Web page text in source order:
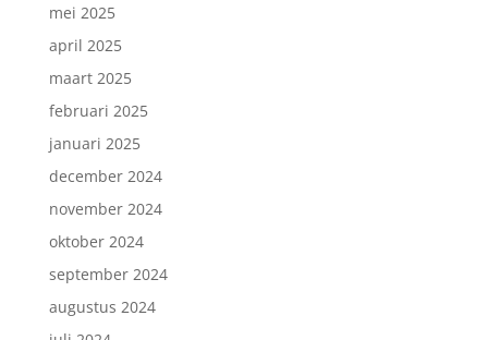
mei 2025
april 2025
maart 2025
februari 2025
januari 2025
december 2024
november 2024
oktober 2024
september 2024
augustus 2024